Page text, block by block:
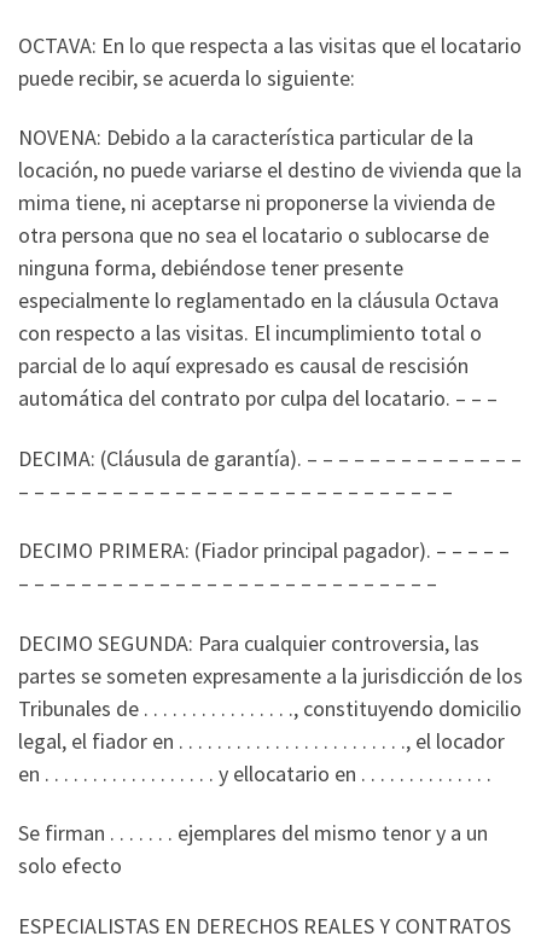
OCTAVA: En lo que respecta a las visitas que el locatario
puede recibir, se acuerda lo siguiente:
NOVENA: Debido a la característica particular de la
locación, no puede variarse el destino de vivienda que la
mima tiene, ni aceptarse ni proponerse la vivienda de
otra persona que no sea el locatario o sublocarse de
ninguna forma, debiéndose tener presente
especialmente lo reglamentado en la cláusula Octava
con respecto a las visitas. El incumplimiento total o
parcial de lo aquí expresado es causal de rescisión
automática del contrato por culpa del locatario. – – –
DECIMA: (Cláusula de garantía). – – – – – – – – – – – – – –
– – – – – – – – – – – – – – – – – – – – – – – – – – – –
DECIMO PRIMERA: (Fiador principal pagador). – – – – –
– – – – – – – – – – – – – – – – – – – – – – – – – – –
DECIMO SEGUNDA: Para cualquier controversia, las
partes se someten expresamente a la jurisdicción de los
Tribunales de . . . . . . . . . . . . . . . ., constituyendo domicilio
legal, el fiador en . . . . . . . . . . . . . . . . . . . . . . . ., el locador
en . . . . . . . . . . . . . . . . . . y ellocatario en . . . . . . . . . . . . . .
Se firman . . . . . . . ejemplares del mismo tenor y a un
solo efecto
ESPECIALISTAS EN DERECHOS REALES Y CONTRATOS